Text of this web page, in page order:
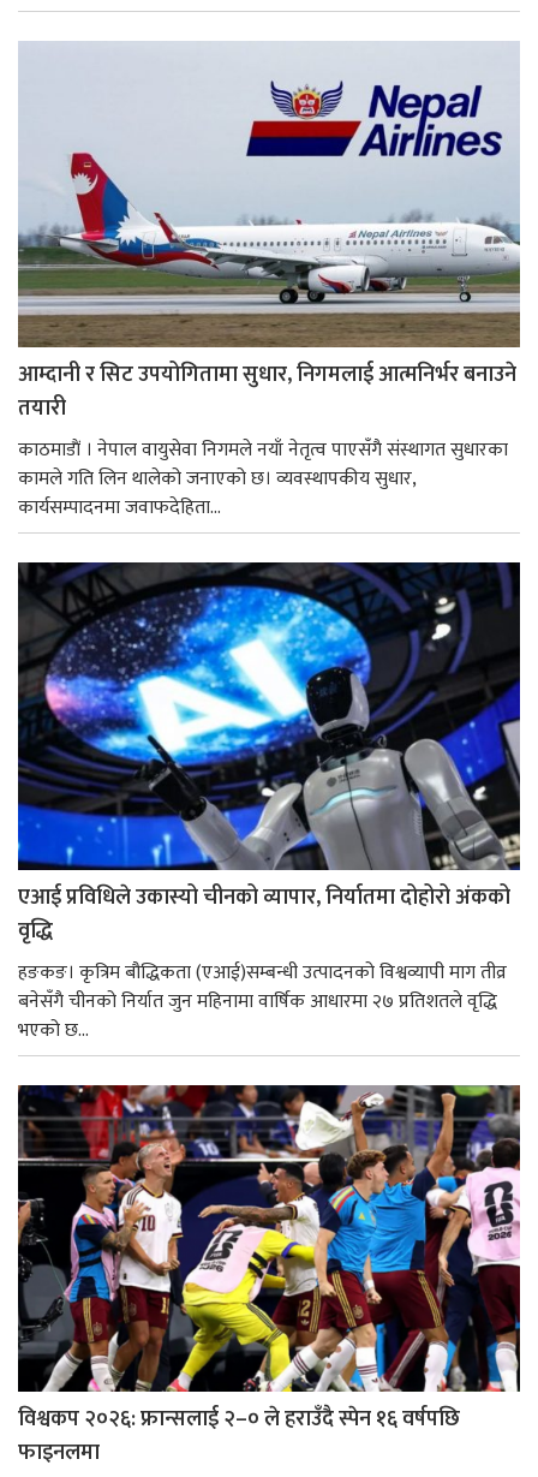
आम्दानी र सिट उपयोगितामा सुधार, निगमलाई आत्मनिर्भर बनाउने
तयारी
काठमाडाैं । नेपाल वायुसेवा निगमले नयाँ नेतृत्व पाएसँगै संस्थागत सुधारका
कामले गति लिन थालेको जनाएको छ। व्यवस्थापकीय सुधार,
कार्यसम्पादनमा जवाफदेहिता...
एआई प्रविधिले उकास्यो चीनको व्यापार, निर्यातमा दोहोरो अंकको
वृद्धि
हङकङ। कृत्रिम बौद्धिकता (एआई)सम्बन्धी उत्पादनको विश्वव्यापी माग तीव्र
बनेसँगै चीनको निर्यात जुन महिनामा वार्षिक आधारमा २७ प्रतिशतले वृद्धि
भएको छ...
विश्वकप २०२६: फ्रान्सलाई २–० ले हराउँदै स्पेन १६ वर्षपछि
फाइनलमा